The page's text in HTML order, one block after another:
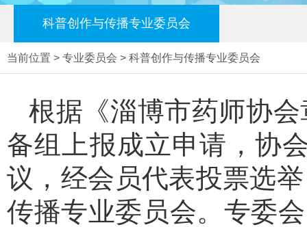
科普创作与传播专业委员会
当前位置 > 专业委员会 > 科普创作与传播专业委员会
根据《淄博市药师协
备组上报成立申请，协
议，经会员代表投票选
传播专业委员会。专委